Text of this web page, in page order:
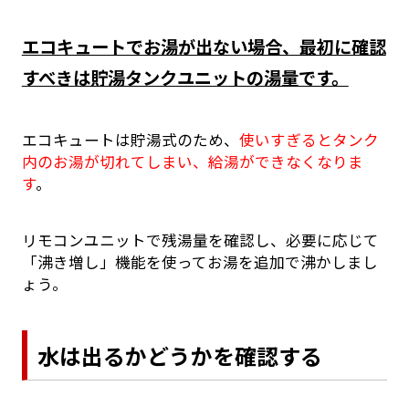
エコキュートでお湯が出ない場合、最初に確認
すべきは貯湯タンクユニットの湯量です。
エコキュートは貯湯式のため、 使いすぎるとタンク
内のお湯が切れてしまい、給湯ができなくなりま
す。
リモコンユニットで残湯量を確認し、必要に応じて
「沸き増し」機能を使ってお湯を追加で沸かしまし
ょう。
水は出るかどうかを確認する